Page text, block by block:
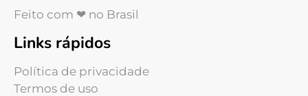
Feito com ❤ no Brasil
Links rápidos
Política de privacidade
Termos de uso